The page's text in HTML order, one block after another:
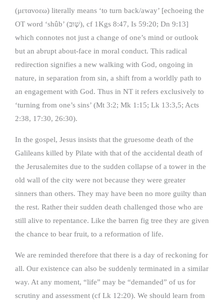
(μετανοεω) literally means ‘to turn back/away’ [echoeing the
OT word ‘shûb’ (שׁ֣וּב), cf 1Kgs 8:47, Is 59:20; Dn 9:13]
which connotes not just a change of one’s mind or outlook
but an abrupt about-face in moral conduct. This radical
redirection signifies a new walking with God, ongoing in
nature, in separation from sin, a shift from a worldly path to
an engagement with God. Thus in NT it refers exclusively to
‘turning from one’s sins’ (Mt 3:2; Mk 1:15; Lk 13:3,5; Acts
2:38, 17:30, 26:30).
In the gospel, Jesus insists that the gruesome death of the
Galileans killed by Pilate with that of the accidental death of
the Jerusalemites due to the sudden collapse of a tower in the
old wall of the city were not because they were greater
sinners than others. They may have been no more guilty than
the rest. Rather their sudden death challenged those who are
still alive to repentance. Like the barren fig tree they are given
the chance to bear fruit, to a reformation of life.
We are reminded therefore that there is a day of reckoning for
all. Our existence can also be suddenly terminated in a similar
way. At any moment, “life” may be “demanded” of us for
scrutiny and assessment (cf Lk 12:20). We should learn from